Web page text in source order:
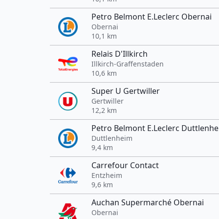
Petro Belmont E.Leclerc Obernai
Obernai
10,1 km
Relais D'Illkirch
Illkirch-Graffenstaden
10,6 km
Super U Gertwiller
Gertwiller
12,2 km
Petro Belmont E.Leclerc
Duttlenheim
9,4 km
Carrefour Contact
Entzheim
9,6 km
Auchan Supermarché Obernai
Obernai